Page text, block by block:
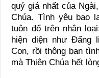
quý giá nhất của
Chúa. Tình yêu bao
tuôn đổ trên nhân
hiện diện như Đấng
Con, rồi thông ban
mà Thiên Chúa hết